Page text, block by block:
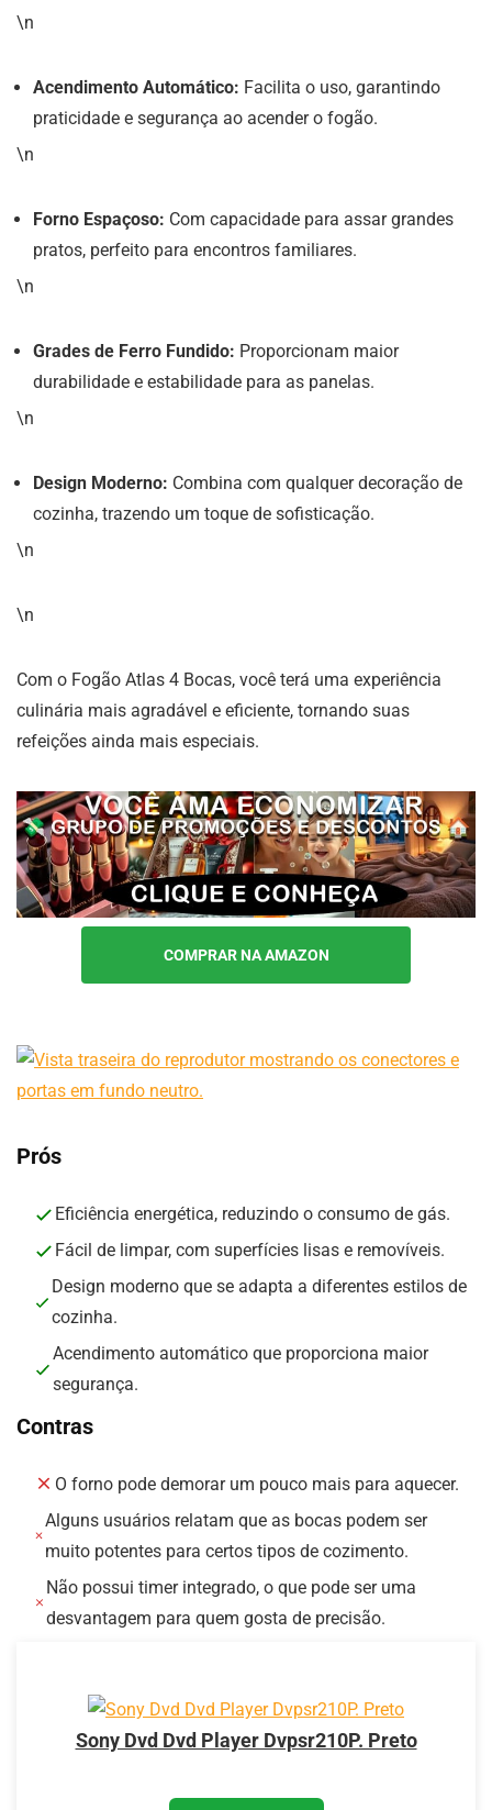
\n
Acendimento Automático: Facilita o uso, garantindo
praticidade e segurança ao acender o fogão.
\n
Forno Espaçoso: Com capacidade para assar grandes
pratos, perfeito para encontros familiares.
\n
Grades de Ferro Fundido: Proporcionam maior
durabilidade e estabilidade para as panelas.
\n
Design Moderno: Combina com qualquer decoração de
cozinha, trazendo um toque de sofisticação.
\n
\n
Com o Fogão Atlas 4 Bocas, você terá uma experiência
culinária mais agradável e eficiente, tornando suas
refeições ainda mais especiais.
COMPRAR NA AMAZON
Prós
Eficiência energética, reduzindo o consumo de gás.
Fácil de limpar, com superfícies lisas e removíveis.
Design moderno que se adapta a diferentes estilos de
cozinha.
Acendimento automático que proporciona maior
segurança.
Contras
O forno pode demorar um pouco mais para aquecer.
Alguns usuários relatam que as bocas podem ser
muito potentes para certos tipos de cozimento.
Não possui timer integrado, o que pode ser uma
desvantagem para quem gosta de precisão.
Sony Dvd Dvd Player Dvpsr210P. Preto